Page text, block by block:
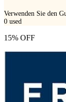
Verwenden Sie den
0 used
15% OFF